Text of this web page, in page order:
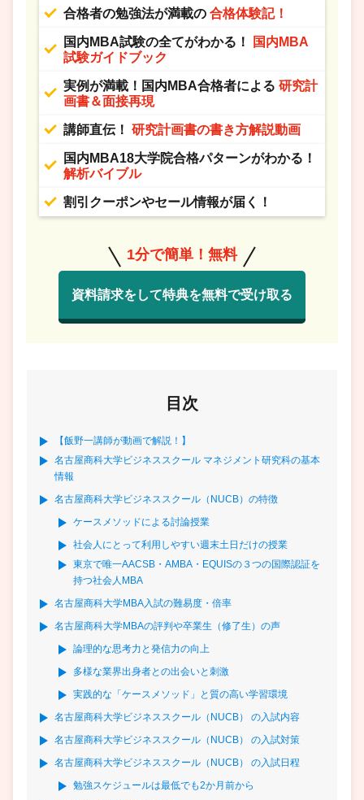
合格者の勉強法が満載の 合格体験記！
国内MBA試験の全てがわかる！
国内MBA
試験ガイドブック
実例が満載！国内MBA合格者による 研究計
画書＆面接再現
講師直伝！ 研究計画書の書き方解説動画
国内MBA18大学院合格パターンがわかる！
解析バイブル
割引クーポンやセール情報が届く！
1分で簡単！無料
資料請求をして特典を無料で受け取る
目次
【飯野一講師が動画で解説！】
名古屋商科大学ビジネススクール マネジメント研究科の基本
情報
名古屋商科大学ビジネススクール（NUCB）の特徴
ケースメソッドによる討論授業
社会人にとって利用しやすい週末土日だけの授業
東京で唯一AACSB・AMBA・EQUISの３つの国際認証を
持つ社会人MBA
名古屋商科大学MBA入試の難易度・倍率
名古屋商科大学MBAの評判や卒業生（修了生）の声
論理的な思考力と発信力の向上
多様な業界出身者との出会いと刺激
実践的な「ケースメソッド」と質の高い学習環境
名古屋商科大学ビジネススクール（NUCB） の入試内容
名古屋商科大学ビジネススクール（NUCB） の入試対策
名古屋商科大学ビジネススクール（NUCB） の入試日程
勉強スケジュールは最低でも2か月前から